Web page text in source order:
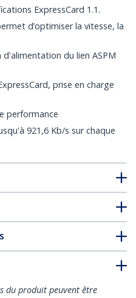
ExpressCard 1.1.
d’optimiser la vitesse, la
du lien ASPM
prise en charge
performance
921,6 Kb/s sur chaque
du produit peuvent être